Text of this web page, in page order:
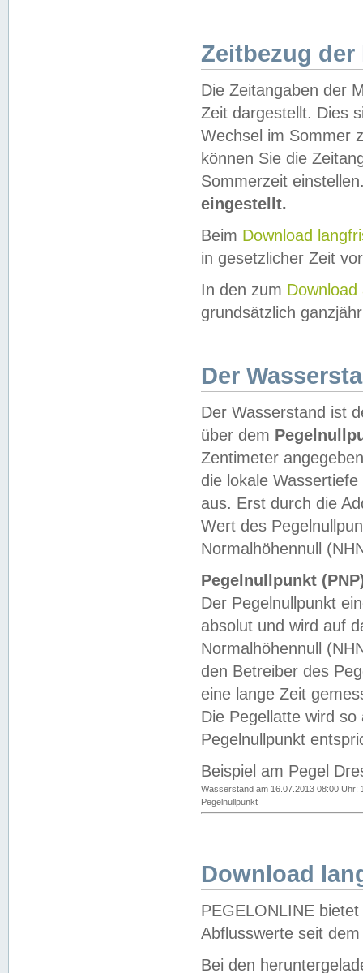
Zeitbezug der
Die Zeitangaben der
Zeit dargestellt. Dies
Wechsel im Sommer
können Sie die
Sommerzeit
eingestellt.
Beim Download
in gesetzlicher Zeit
In den zum Download
grundsätzlich
Der
Der Wasserstand ist
über dem
Zentimeter
die lokale
aus. Erst durch die
Wert des
Normalhöhennull
Pegelnullpunkt
Der Pegelnullpunkt
absolut und wird auf
Normalhöhennull
den Betreiber des
eine lange Zeit
Die Pegellatte wird
Pegelnullpunkt
Beispiel am Pegel
Wasserstand am 16.07.2013 08:00 Uhr:
Pegelnullpunkt
Download
PEGELONLINE
Abflusswerte seit
Bei den